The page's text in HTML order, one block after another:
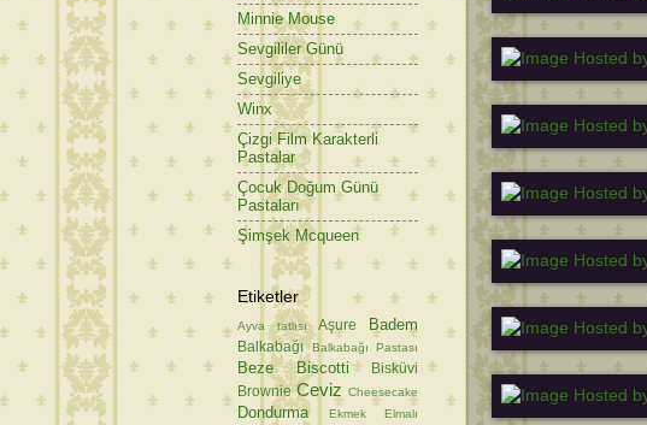
Minnie Mouse
Sevgililer Günü
Sevgiliye
Winx
Çizgi Film Karakterli
Pastalar
Çocuk Doğum Günü
Pastaları
Şimşek Mcqueen
Etiketler
Ayva tatlısı Aşure Badem
Balkabağı Balkabağı Pastası
Beze Biscotti
Bisküvi
Brownie Ceviz Cheesecake
Dondurma Ekmek
Elmalı